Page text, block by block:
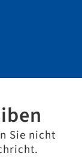
Sie nicht